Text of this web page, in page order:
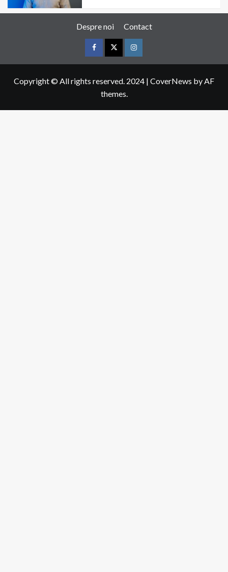
Despre noi Contact
FacebookTwitterInstagram
Copyright © All rights reserved. 2024 | CoverNews by AF
themes.